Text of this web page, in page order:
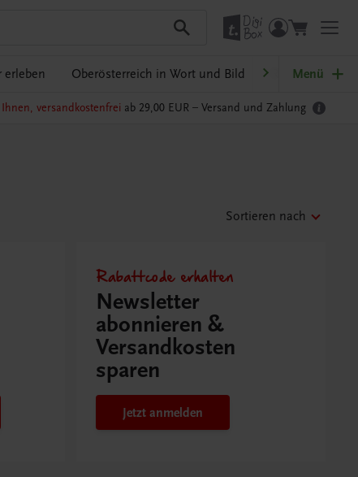
erleben Oberösterreich in Wort und Bild Ratgeber
Menü
versandkostenfrei ab 29,00 EUR – Versand und Zahlung
Sortieren nach
Rabattcode erhalten
Newsletter
abonnieren &
Versandkosten
sparen
Jetzt anmelden